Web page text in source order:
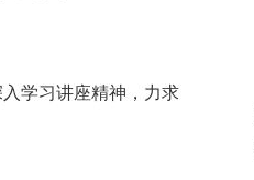
学习讲座精神，力求